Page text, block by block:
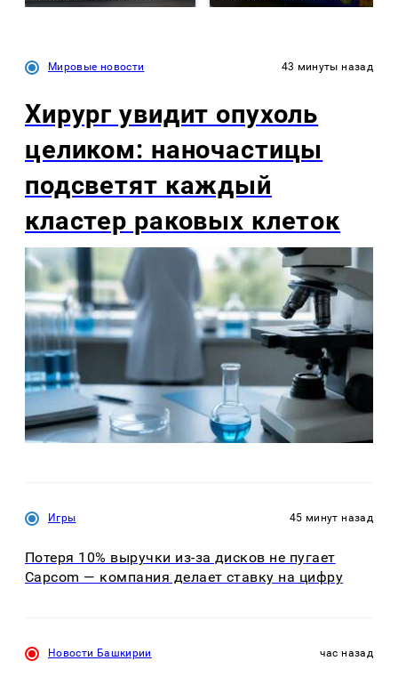
Мировые новости 43 минуты назад
Хирург увидит опухоль
целиком: наночастицы
подсветят каждый
кластер раковых клеток
Игры 45 минут назад
Потеря 10% выручки из-за дисков не пугает
Capcom — компания делает ставку на цифру
Новости Башкирии час назад